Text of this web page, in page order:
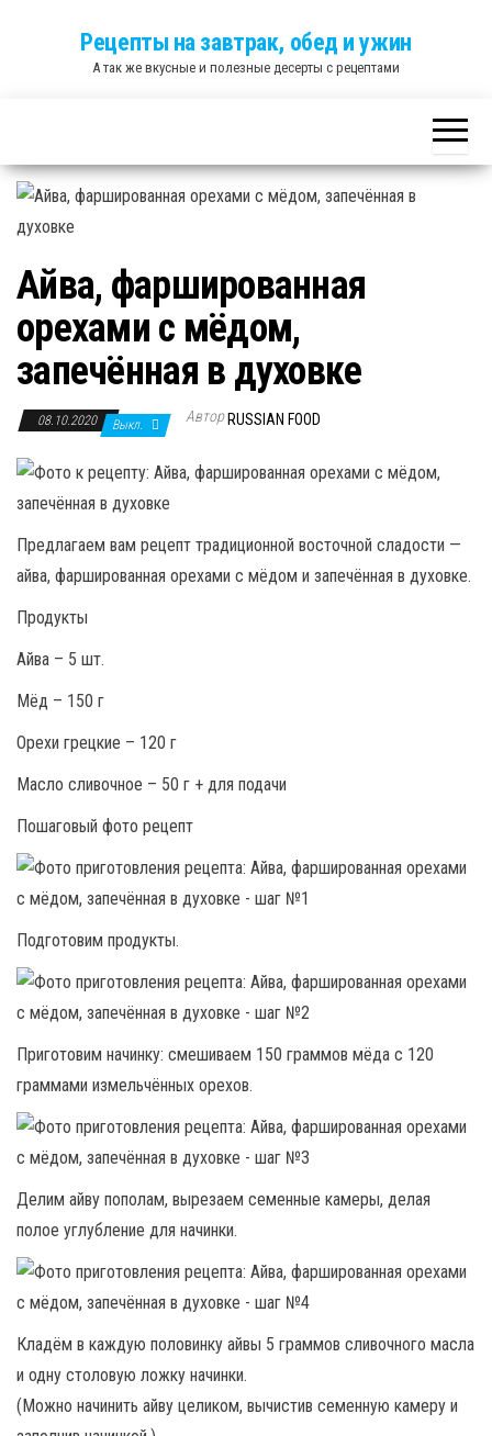
Рецепты на завтрак, обед и ужин
А так же вкусные и полезные десерты с рецептами
Айва, фаршированная
орехами с мёдом,
запечённая в духовке
08.10.2020 Выкл. Автор RUSSIAN FOOD
Предлагаем вам рецепт традиционной восточной сладости —
айва, фаршированная орехами с мёдом и запечённая в духовке.
Продукты
Айва – 5 шт.
Мёд – 150 г
Орехи грецкие – 120 г
Масло сливочное – 50 г + для подачи
Пошаговый фото рецепт
Подготовим продукты.
Приготовим начинку: смешиваем 150 граммов мёда с 120
граммами измельчённых орехов.
Делим айву пополам, вырезаем семенные камеры, делая
полое углубление для начинки.
Кладём в каждую половинку айвы 5 граммов сливочного масла
и одну столовую ложку начинки.
(Можно начинить айву целиком, вычистив семенную камеру и